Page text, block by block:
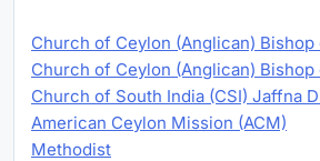
Church of Ceylon (Anglican)
Church of Ceylon (Anglican) Bishop
Church of South India (CSI) Jaffna
American Ceylon Mission (ACM)
Methodist